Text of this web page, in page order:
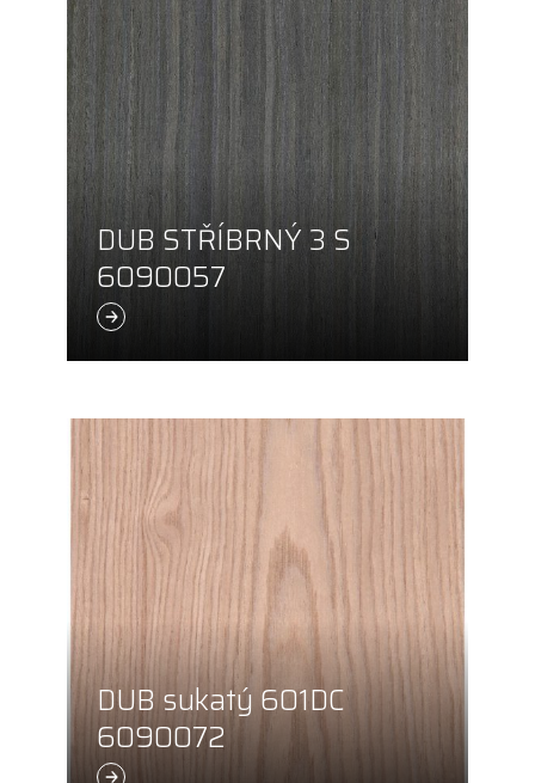
DUB STŘÍBRNÝ 3 S
6090057
DUB sukatý 601DC
6090072